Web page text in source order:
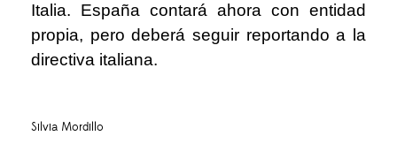
Italia. España contará ahora con entidad
propia, pero deberá seguir reportando a la
directiva italiana.
Silvia Mordillo